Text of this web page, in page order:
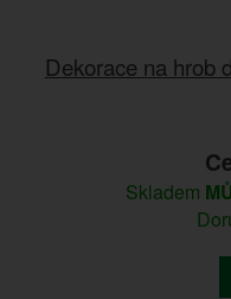
Dekorace na hrob
Skladem